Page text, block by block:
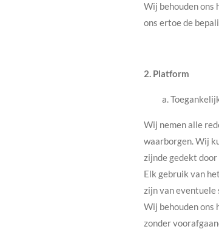
Wij behouden ons
ons ertoe de
2. Platform
a.
Wij nemen alle
waarborgen. Wij
zijnde gedekt
Elk gebruik van
zijn van eventuele
Wij behouden ons
zonder